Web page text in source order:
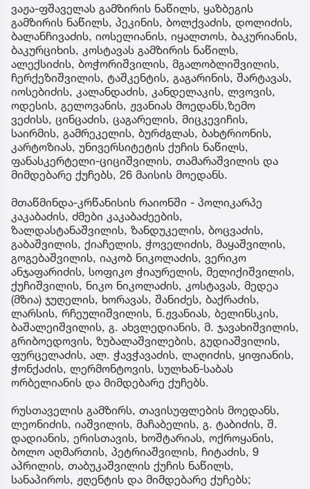
ვაჟა-ფშაველას გამზირის ნაწილს, ყაზბეგის
გამზირის ნაწილს, პეკინის, ბოლქვაძის, დოლიძის,
ბალანჩივაძის, იოსელიანის, იყალთოს, ბაკურიანის,
ბაკურციხის, კოსტავას გამზირის ნაწილს,
ალექსიძის, ბოჭორიშვილის, მგალობლიშვილის,
ჩერქეზიშვილის, ტაშკენტის, გაგარინის, შარტავას,
იოსებიძის, კალანდაძის, კანდელაკის, ლვოვის,
ოდესის, გელოვანის, ჟვანიას მოედანს,ზემო
ვეძისს, ცინცაძის, ცაგარელის, მიცკევიჩის,
საირმის, გამრეკელის, ბურძგლას, ბახტრიონის,
კარტოზიას, უნივერსიტეტის ქუჩის ნაწილს,
ფანასკერტელი-ციციშვილის, თამარაშვილის და
მიმდებარე ქუჩებს, 26 მაისის მოედანს.
მთაწმინდა-კრწანისის რაიონში - პოლიკარპე
კაკაბაძის, ძმები კაკაბაძეების,
ზალდასტანაშვილის, ზანდუკელის, ბოცვაძის,
გაბაშვილის, ქიაჩელის, ჭოველიძის, მაყაშვილის,
გოგებაშვილის, იაკობ ნიკოლაძის, ვერიკო
ანჯაფარიძის, სოფიკო ჭიაურელის, მელიქიშვილის,
ქუჩიშვილის, ნიკო ნიკოლაძის, კოსტავას, მედეა
(მზია) ჯუღელის, ხორავას, შანიძეს, ბაქრაძის,
ლარსის, რჩეულიშვილის, ნ.ჟვანიას, ბელინსკის,
ბაშალეიშვილის, გ. ახვლედიანის, მ. ჯავახიშვილის,
გრიბოედოვის, ზუბალაშვილების, გუდიაშვილის,
ფურცელაძის, ალ. ჭავჭავაძის, ლაღიძის, ყიფიანის,
ჭონქაძის, ლერმონტოვის, სულხან-საბას
ორბელიანის და მიმდებარე ქუჩებს.
რუსთაველის გამზირს, თავისუფლების მოედანს,
ლეონიძის, იაშვილის, მაჩაბელის, გ. ტაბიძის, შ.
დადიანის, ერისთავის, ხოშტარიას, ოქროყანის,
ბოლო აღმართის, პეტრიაშვილის, ჩიტაძის, 9
აპრილის, თაბუკაშვილის ქუჩის ნაწილს,
სანაპიროს, ჟღენტის და მიმდებარე ქუჩებს;